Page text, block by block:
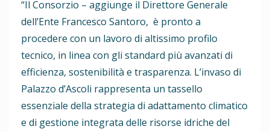
“Il Consorzio – aggiunge il Direttore Generale
dell’Ente Francesco Santoro, è pronto a
procedere con un lavoro di altissimo profilo
tecnico, in linea con gli standard più avanzati di
efficienza, sostenibilità e trasparenza. L’invaso di
Palazzo d’Ascoli rappresenta un tassello
essenziale della strategia di adattamento climatico
e di gestione integrata delle risorse idriche del